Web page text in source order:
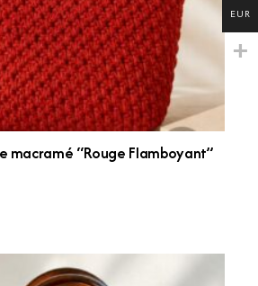
macramé “Rouge Flamboyant”
EUR